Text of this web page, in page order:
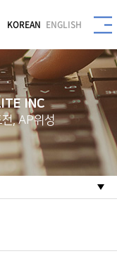
KOREAN ENGLISH
INC
, AP위성